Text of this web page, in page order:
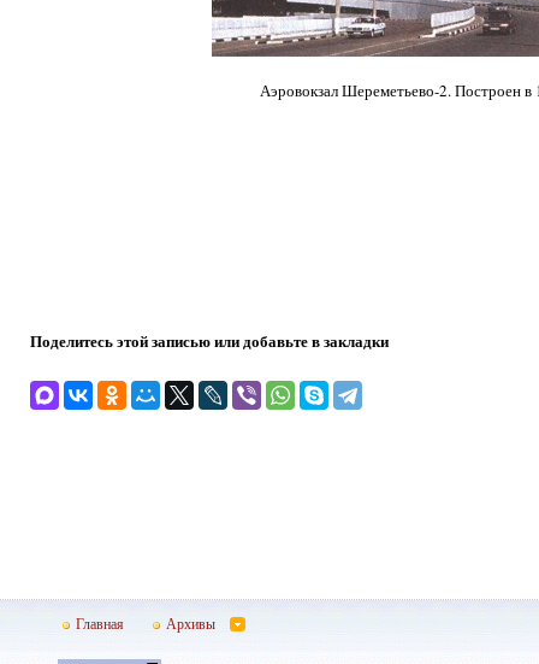
Аэровокзал Шереметьево-2. Построен в
Поделитесь этой записью или добавьте в закладки
Главная Архивы